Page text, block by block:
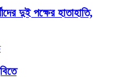
দুই পক্ষের হাতাহাতি,